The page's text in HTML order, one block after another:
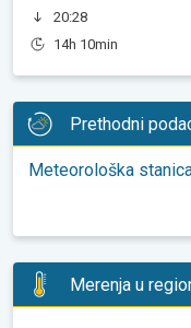
20:28
14h 10min
Prethodni
Meteorološka
Merenja u